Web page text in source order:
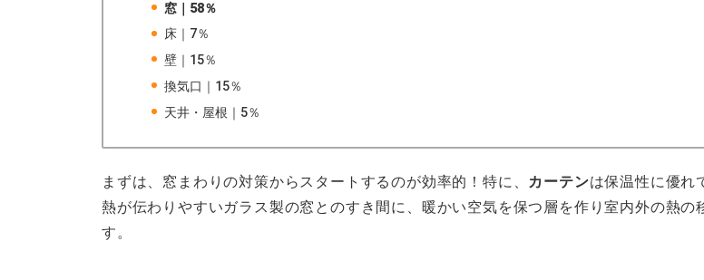
窓｜58％
床｜7％
壁｜15％
換気口｜15％
天井・屋根｜5％
まずは、窓まわりの対策からスタートするのが効率的！特に、 カーテンは保温性に優れ
熱が伝わりやすいガラス製の窓とのすき間に、暖かい空気を保つ層を作り室内外の熱の
す。